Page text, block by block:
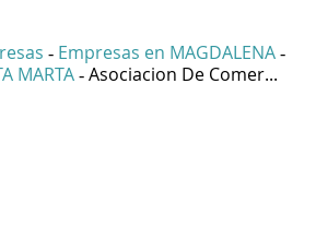
- Empresas en MAGDALENA -
MARTA - Asociacion De Comer...